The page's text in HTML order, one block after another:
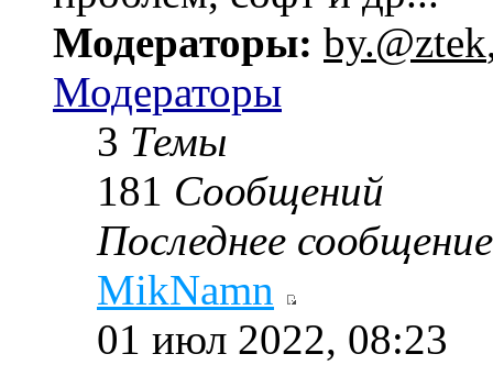
Модераторы: by.@ztek
Модераторы
3 Темы
181 Сообщений
Последнее сообщение
MikNamn
01 июл 2022, 08:23